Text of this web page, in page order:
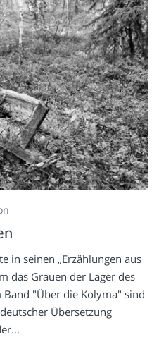
in seinen „Erzählungen aus
das Grauen der Lager des
"Über die Kolyma" sind
Übersetzung